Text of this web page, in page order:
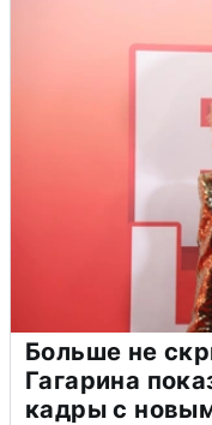
Больше не
Гагарина
кадры с